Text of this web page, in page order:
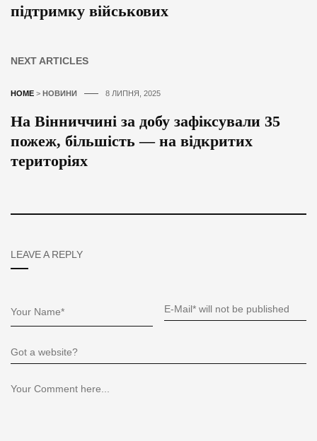
підтримку військових
NEXT ARTICLES
HOME > НОВИНИ 8 ЛИПНЯ, 2025
На Вінниччині за добу зафіксували 35
пожеж, більшість — на відкритих
територіях
LEAVE A REPLY